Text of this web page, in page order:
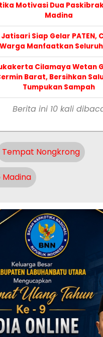
Motivasi Dua
Madina
Siap Gelar PATEN,
Manfaatkan
Cilamaya Wetan
Barat, Bersihkan
Tumpukan Sampah
Berita ini 10 kali
Tempat Nongkrong